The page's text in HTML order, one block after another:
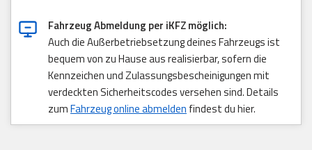
Fahrzeug Abmeldung per iKFZ möglich:
Auch die Außerbetriebsetzung deines Fahrzeugs ist
bequem von zu Hause aus realisierbar, sofern die
Kennzeichen und Zulassungsbescheinigungen mit
verdeckten Sicherheitscodes versehen sind. Details
zumFahrzeug online abmelden findest du hier.